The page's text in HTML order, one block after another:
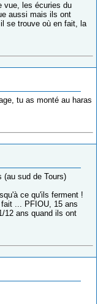
vue, les écuries du
aussi mais ils ont
se trouve où en fait, la
tu as monté au haras
(au sud de Tours)
ce qu'ils ferment !
... PFIOU, 15 ans
12 ans quand ils ont